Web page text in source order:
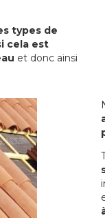
types de
cela est
et donc ainsi